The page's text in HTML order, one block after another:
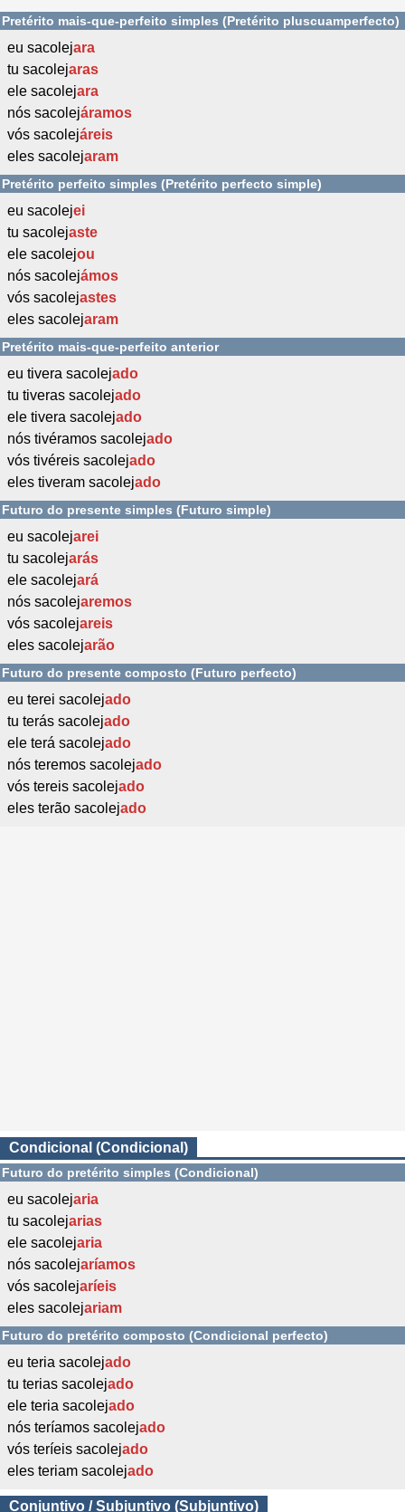
Pretérito mais-que-perfeito simples (Pretérito pluscuamperfecto)
eu sacolejara
tu sacolejaras
ele sacolejara
nós sacolejáramos
vós sacolejáreis
eles sacolejaram
Pretérito perfeito simples (Pretérito perfecto simple)
eu sacolejei
tu sacolejaste
ele sacolejou
nós sacolejámos
vós sacolejastes
eles sacolejaram
Pretérito mais-que-perfeito anterior
eu tivera sacolejado
tu tiveras sacolejado
ele tivera sacolejado
nós tivéramos sacolejado
vós tivéreis sacolejado
eles tiveram sacolejado
Futuro do presente simples (Futuro simple)
eu sacolejarei
tu sacolejarás
ele sacolejará
nós sacolejaremos
vós sacolejareis
eles sacolejarão
Futuro do presente composto (Futuro perfecto)
eu terei sacolejado
tu terás sacolejado
ele terá sacolejado
nós teremos sacolejado
vós tereis sacolejado
eles terão sacolejado
Condicional (Condicional)
Futuro do pretérito simples (Condicional)
eu sacolejaria
tu sacolejarias
ele sacolejaria
nós sacolejaríamos
vós sacolejaríeis
eles sacolejariam
Futuro do pretérito composto (Condicional perfecto)
eu teria sacolejado
tu terias sacolejado
ele teria sacolejado
nós teríamos sacolejado
vós teríeis sacolejado
eles teriam sacolejado
Conjuntivo / Subjuntivo (Subjuntivo)